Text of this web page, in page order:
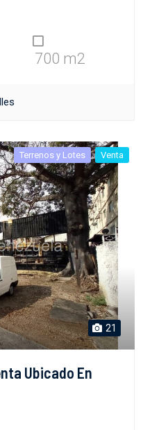
700 m2
Terrenos y Lotes Venta
21
Ubicado En